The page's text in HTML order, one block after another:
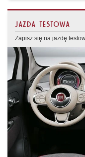
JAZDA TESTOWA
Zapisz się na jazdę